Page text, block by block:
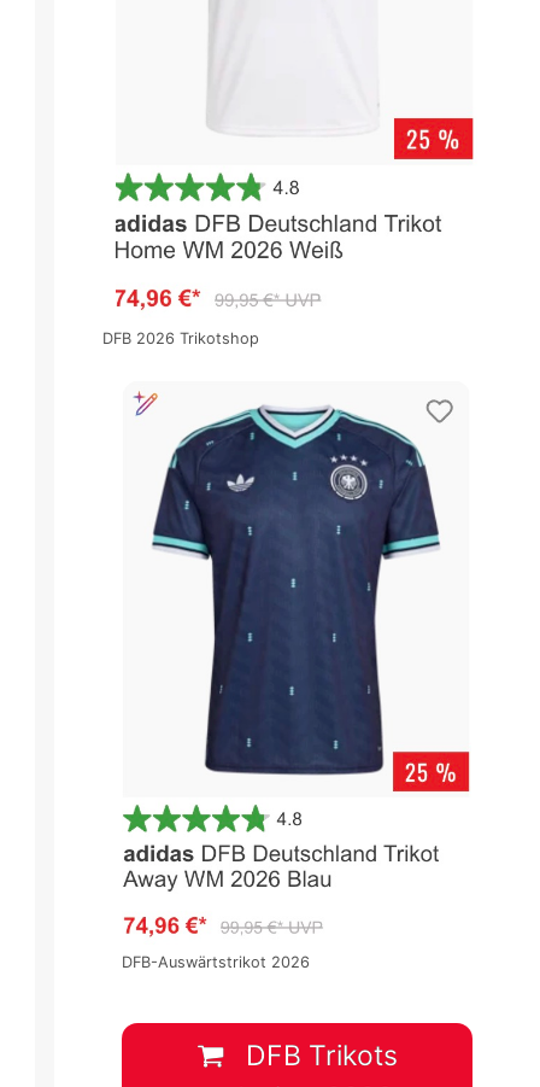
DFB 2026 Trikotshop
DFB-Auswärtstrikot 2026
DFB Trikots